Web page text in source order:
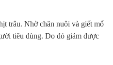
trâu. Nhờ chăn nuôi và giết mổ
tiêu dùng. Do đó giảm được